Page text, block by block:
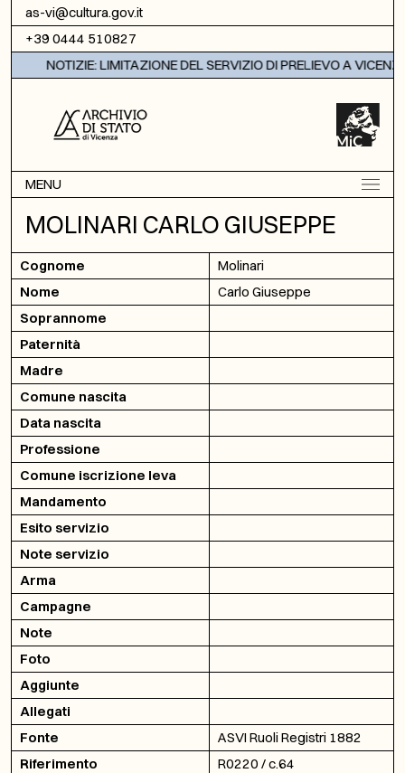
Vai al contenuto
as-vi@cultura.gov.it
+39 0444 510827
NOTIZIE: LIMITAZIONE DEL SERVIZIO DI PRELIEVO A VICENZA
MENU
MOLINARI CARLO GIUSEPPE
Cognome
Molinari
Nome
Carlo Giuseppe
Soprannome
Paternità
Madre
Comune nascita
Data nascita
Professione
Comune iscrizione leva
Mandamento
Esito servizio
Note servizio
Arma
Campagne
Note
Foto
Aggiunte
Allegati
Fonte
ASVI Ruoli Registri 1882
Riferimento
R0220 / c.64